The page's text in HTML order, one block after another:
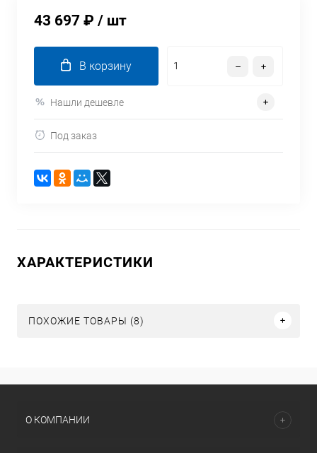
43 697 ₽ / шт
В корзину
Нашли дешевле
Под заказ
ХАРАКТЕРИСТИКИ
ПОХОЖИЕ ТОВАРЫ (8)
О КОМПАНИИ